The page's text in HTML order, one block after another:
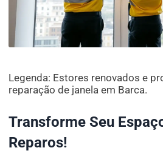
Legenda: Estores renovados e
reparação de janela em Barca.
Transforme Seu
Reparos!